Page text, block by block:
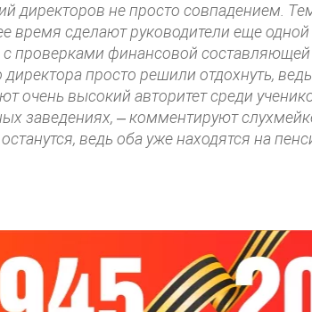
директоров не просто совпадением.
время сделают руководители еще
проверками финансовой составляющей
просто решили отдохнуть,
очень высокий авторитет среди
заведениях, – комментируют
ведь оба уже находятся на